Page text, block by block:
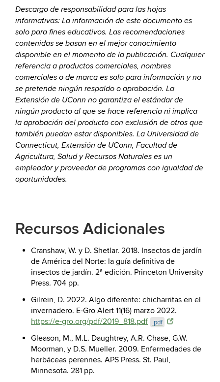
Descargo de responsabilidad para las hojas
informativas: La información de este documento es
solo para fines educativos. Las recomendaciones
contenidas se basan en el mejor conocimiento
disponible en el momento de la publicación. Cualquier
referencia a productos comerciales, nombres
comerciales o de marca es solo para información y no
se pretende ningún respaldo o aprobación. La
Extensión de UConn no garantiza el estándar de
ningún producto al que se hace referencia ni implica
la aprobación del producto con exclusión de otros que
también puedan estar disponibles. La Universidad de
Connecticut, Extensión de UConn, Facultad de
Agricultura, Salud y Recursos Naturales es un
empleador y proveedor de programas con igualdad de
oportunidades.
Recursos Adicionales
Cranshaw, W. y D. Shetlar. 2018. Insectos de jardín
de América del Norte: la guía definitiva de
insectos de jardín. 2ª edición. Princeton University
Press. 704 pp.
Gilrein, D. 2022. Algo diferente: chicharritas en el
invernadero. E-Gro Alert 11(16) marzo 2022.
https://e-gro.org/pdf/2019_818.pdf
.pdf
Gleason, M., M.L. Daughtrey, A.R. Chase, G.W.
Moorman, y D.S. Mueller. 2009. Enfermedades de
herbáceas perennes. APS Press. St. Paul,
Minnesota. 281 pp.